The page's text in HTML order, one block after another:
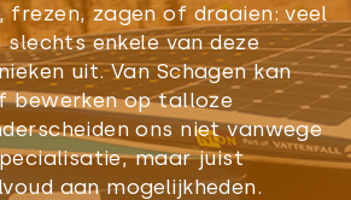
frezen, zagen of draaien: veel
slechts enkele van deze
uit. Van Schagen kan
bewerken op talloze
ons niet vanwege
maar juist
aan mogelijkheden.